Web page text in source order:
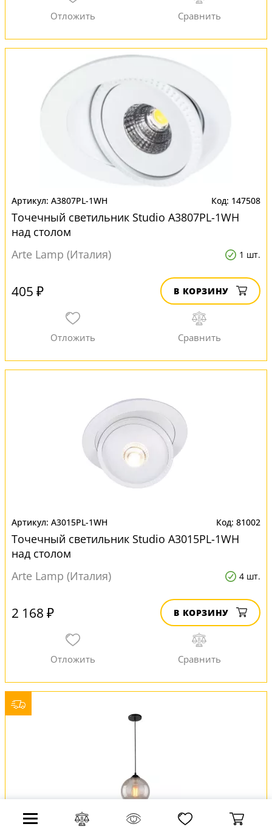
A3807PL-1WH 147508
Точечный светильник Studio A3807PL-1WH
над столом
Arte Lamp (Италия)
1 шт.
405 ₽ В КОРЗИНУ
A3015PL-1WH 81002
Точечный светильник Studio A3015PL-1WH
над столом
Arte Lamp (Италия)
4 шт.
2 168 ₽ В КОРЗИНУ